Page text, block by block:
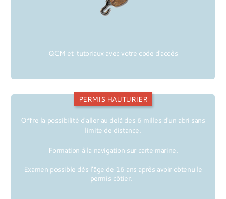
QCM et tutoriaux avec votre code d'accès
PERMIS HAUTURIER
Offre la possibilité d'aller au delà des 6 milles d'un abri sans
limite de distance.
Formation à la navigation sur carte marine.
Examen possible dès l'âge de 16 ans après avoir obtenu le
permis côtier.